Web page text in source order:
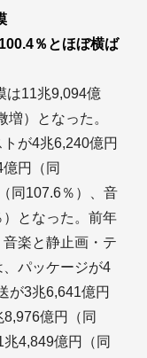
％とほぼ横ば
は11兆9,094億
）となった。
が4兆6,240億円
円（同
同107.6％）、音
となった。前年
楽と静止画・テ
パッケージが4
が3兆6,641億円
8,976億円（同
4,849億円（同